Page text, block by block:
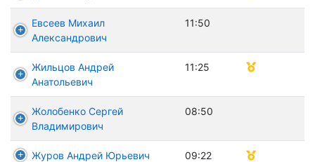
Евсеев Михаил
Александрович
11:50
Жильцов Андрей
Анатольевич
11:25
Жолобенко Сергей
Владимирович
08:50
Журов Андрей Юрьевич 09:22